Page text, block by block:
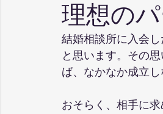
理想の
結婚相談所に入会
と思います。その
ば、なかなか成立
おそらく、相手に